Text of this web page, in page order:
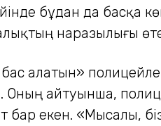
бұдан да басқа
наразылығы
алатын»
айтуынша,
бар екен. «Мысалы,